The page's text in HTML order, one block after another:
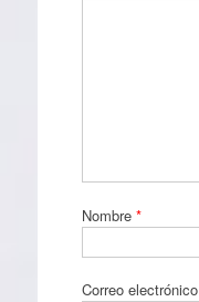
Nombre *
Correo electrónico